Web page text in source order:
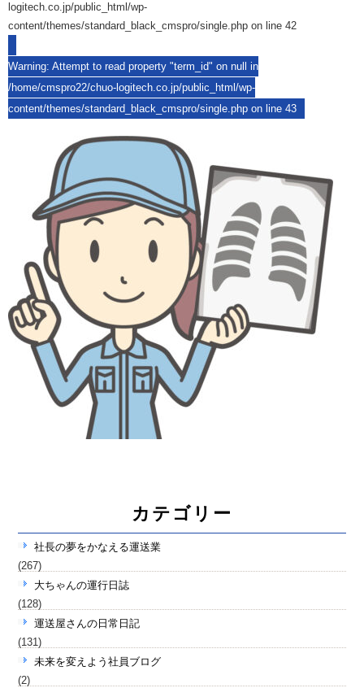
logitech.co.jp/public_html/wp-
content/themes/standard_black_cmspro/single.php on line 42
Warning: Attempt to read property "term_id" on null in
/home/cmspro22/chuo-logitech.co.jp/public_html/wp-
content/themes/standard_black_cmspro/single.php on line 43
カテゴリー
社長の夢をかなえる運送業
(267)
大ちゃんの運行日誌
(128)
運送屋さんの日常日記
(131)
未来を変えよう社員ブログ
(2)